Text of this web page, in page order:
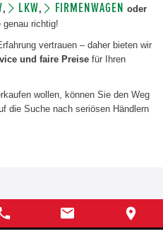
, LKW, FIRMENWAGEN oder
genau richtig!
vertrauen – daher bieten wir
und faire Preise für Ihren
wollen, können Sie den Weg
die Suche nach seriösen Händlern